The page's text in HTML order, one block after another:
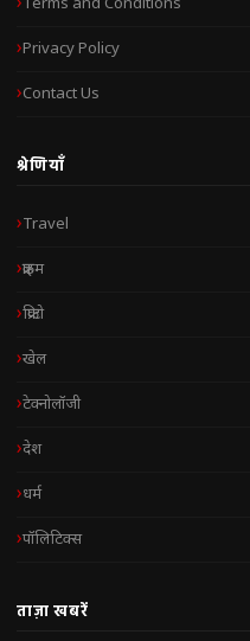
Privacy Policy
Contact Us
श्रेणियाँ
Travel
क्राइम
क्रिप्टो
खेल
टेक्नोलॉजी
देश
धर्म
पॉलिटिक्स
ताज़ा खबरें